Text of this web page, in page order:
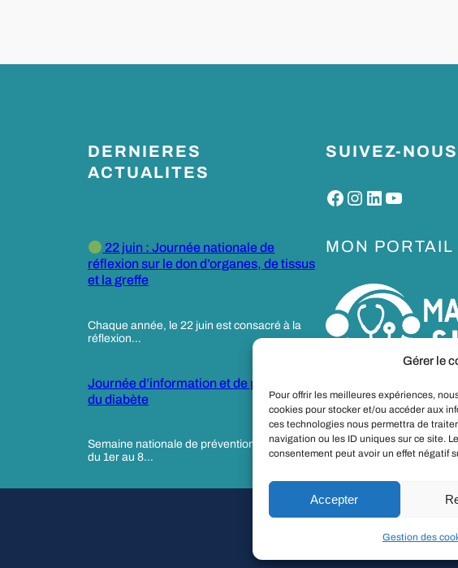
Gérer le
Pour offrir les meilleures expériences,
cookies pour stocker et/ou accéder aux
ces technologies nous permettra de
navigation ou les ID uniques sur ce site.
consentement peut avoir un effet négatif
Accepter
Gestion des
DERNIERES
ACTUALITES
22 juin : Journée nationale de
réflexion sur le don d’organes, de tissus
et la greffe
Chaque année, le 22 juin est consacré à la
réflexion…
Journée d’information et de prévention
du diabète
Semaine nationale de prévention du diabète,
du 1er au 8…
SUIVEZ-NOUS
Facebook Instagram LinkedIn YouTube
MON PORTAIL